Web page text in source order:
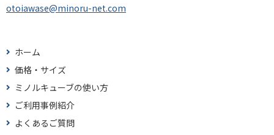
otoiawase@minoru-net.com
ホーム
価格・サイズ
ミノルキューブの使い方
ご利用事例紹介
よくあるご質問